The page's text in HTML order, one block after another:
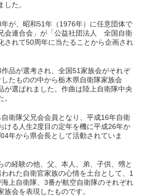
た。
が、昭和51年（1976年）に任意団体で
会連合会」が「公益社団法人 全国自衛
されて50周年に当たることから企画され
品が選考され、全国51家族会がそれぞ
たものの中から栃木県自衛隊家族会
選ばれました。作曲は陸上自衛隊中央
衛隊父兄会会員となり、平成16年自衛
ける人生2度目の定年を機に平成26年か
4年から県会長として活動されていま
の経験の他、父、本人、弟、子供、甥と
れた自衛官家族の心情を土台として、1
上自衛隊、3番が航空自衛隊のそれぞれ
会を表現したものです。